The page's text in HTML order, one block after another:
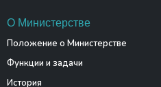
О Министерстве
Положение о Министерстве
Функции и задачи
История